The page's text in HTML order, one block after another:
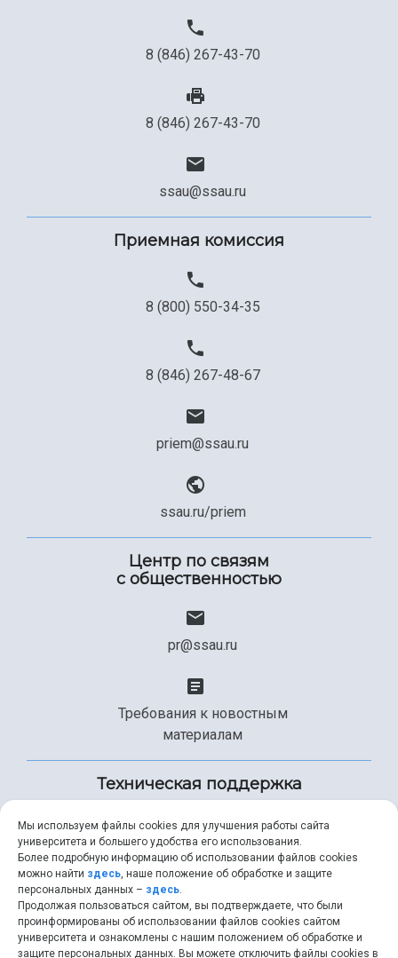
8 (846) 267-43-70
8 (846) 267-43-70
ssau@ssau.ru
Приемная комиссия
8 (800) 550-34-35
8 (846) 267-48-67
priem@ssau.ru
ssau.ru/priem
Центр по связям
с общественностью
pr@ssau.ru
Требования к новостным
материалам
Техническая поддержка
+7 (846) 267-49-99
help@ssau.ru
Мы используем файлы cookies для улучшения работы сайта
университета и большего удобства его использования.
Более подробную информацию об использовании файлов cookies
можно найти здесь, наше положение об обработке и защите
персональных данных – здесь.
Продолжая пользоваться сайтом, вы подтверждаете, что были
проинформированы об использовании файлов cookies сайтом
университета и ознакомлены с нашим положением об обработке и
защите персональных данных. Вы можете отключить файлы cookies в